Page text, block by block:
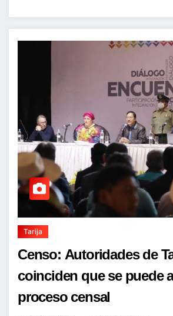
Tarija
Censo: Autoridades de
coinciden que se puede
proceso censal